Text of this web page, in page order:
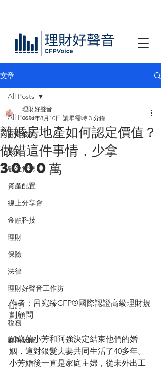
文章
All Posts
顧問技能
投資
數位貨幣
資產配置
線上分享會
金融科技
理財
保險
法律
理財好聲音工作坊
信託
稅務
顧問技能
All Posts
離婚房地產如何認定價值？
做錯這件事情，少拿
3000萬
理財好聲音
2024年8月10日 讀畢需時 3 分鐘
作者：呂宛臻CFP®國際認證高級理財規
劃顧問
60歲的小芳和阿強決定結束他們的婚
姻，這對銀髮夫妻共同生活了40多年。
小芳婚後一直是家庭主婦，從未外出工